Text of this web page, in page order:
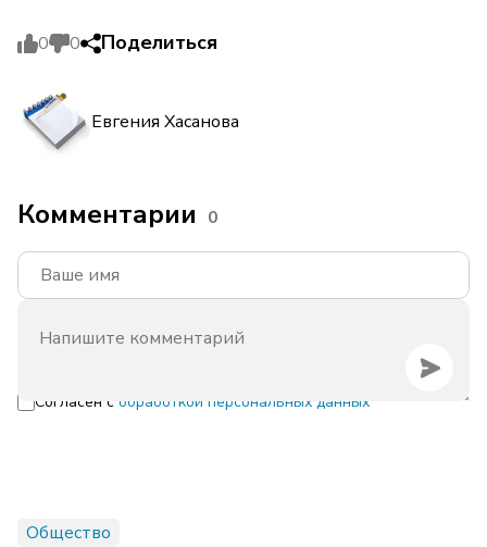
0 0 Поделиться
Евгения Хасанова
Комментарии 0
Согласен с обработкой персональных данных
Общество